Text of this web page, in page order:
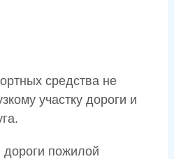
средства не
участку дороги и
пожилой